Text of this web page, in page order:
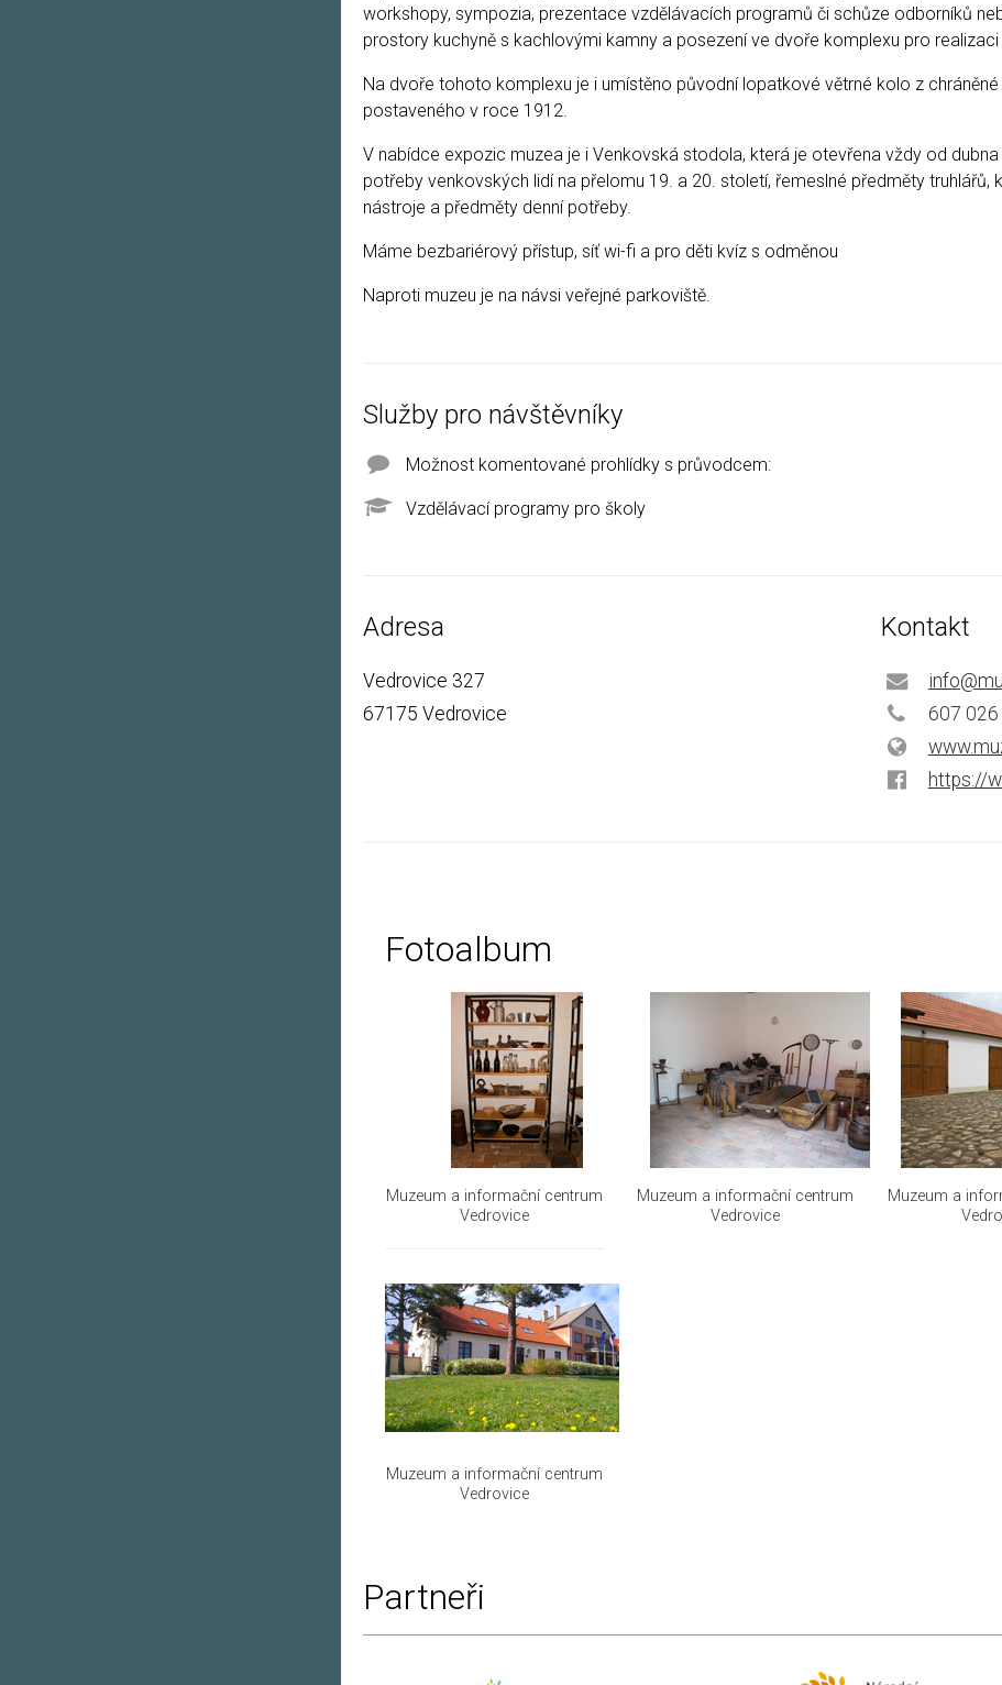
workshopy, sympozia, prezentace vzdělávacích programů či schůze odborníků
prostory kuchyně s kachlovými kamny a posezení ve dvoře komplexu pro
Na dvoře tohoto komplexu je i umístěno původní lopatkové větrné kolo z
postaveného v roce 1912.
V nabídce expozic muzea je i Venkovská stodola, která je otevřena vždy od
potřeby venkovských lidí na přelomu 19. a 20. století, řemeslné předměty truhlářů,
nástroje a předměty denní potřeby.
Máme bezbariérový přístup, síť wi-fi a pro děti kvíz s odměnou
Naproti muzeu je na návsi veřejné parkoviště.
Služby pro návštěvníky
Možnost komentované prohlídky s průvodcem:
Vzdělávací programy pro školy
Adresa
Vedrovice 327
67175 Vedrovice
Kontakt
607 026
https://
Fotoalbum
Muzeum a informační centrum
Vedrovice
Muzeum a informační centrum
Vedrovice
Muzeum a
Muzeum a informační centrum
Vedrovice
Partneři